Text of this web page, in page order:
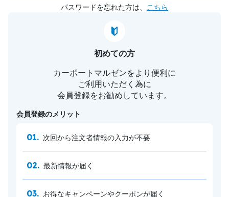
パスワードを忘れた方は、 こちら
初めての方
カーポートマルゼンをより便利に
ご利用いただく為に
会員登録をお勧めしています。
会員登録のメリット
次回から注文者情報の入力が不要
最新情報が届く
お得なキャンペーンやクーポンが届く